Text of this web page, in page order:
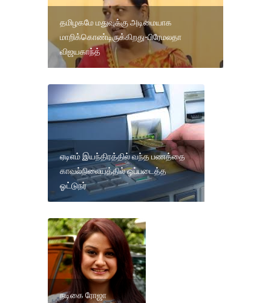
தமிழகமே மதுவுக்கு அடிமையாக
மாறிக்கொண்டிருக்கிறது-பிரேமலதா
விஜயகாந்த்
ஏடிஎம் இயந்திரத்தில் வந்த பணத்தை
காவல்நிலையத்தில் ஒப்படைத்த
ஓட்டுநர்
நடிகை ரோஜா